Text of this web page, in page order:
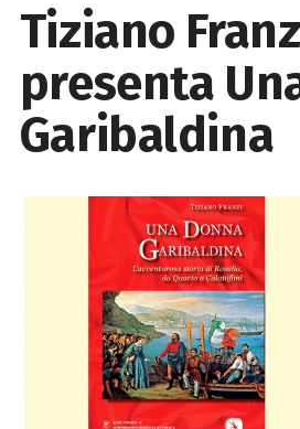
Tiziano
presenta
Garibaldina